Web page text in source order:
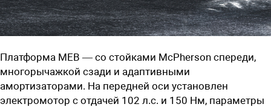
Платформа MEB — со стойками McPherson спереди,
многорычажкой сзади и адаптивными
амортизаторами. На передней оси установлен
электромотор с отдачей 102 л.с. и 150 Нм, параметры